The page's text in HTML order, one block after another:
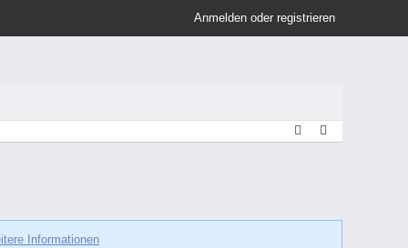
Anmelden oder registrieren
Informationen